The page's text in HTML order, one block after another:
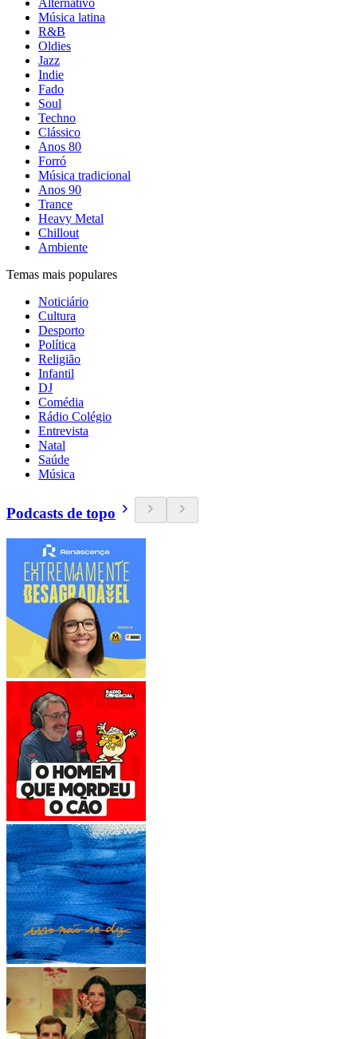
Alternativo
Música latina
R&B
Oldies
Jazz
Indie
Fado
Soul
Techno
Clássico
Anos 80
Forró
Música tradicional
Anos 90
Trance
Heavy Metal
Chillout
Ambiente
Temas mais populares
Noticiário
Cultura
Desporto
Política
Religião
Infantil
DJ
Comédia
Rádio Colégio
Entrevista
Natal
Saúde
Música
Podcasts de topo